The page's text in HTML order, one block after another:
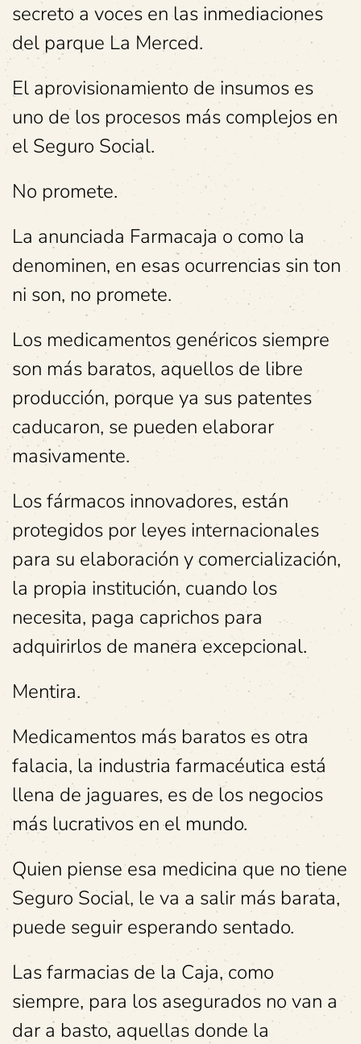
secreto a voces en las inmediaciones
del parque La Merced.
El aprovisionamiento de insumos es
uno de los procesos más complejos en
el Seguro Social.
No promete.
La anunciada Farmacaja o como la
denominen, en esas ocurrencias sin ton
ni son, no promete.
Los medicamentos genéricos siempre
son más baratos, aquellos de libre
producción, porque ya sus patentes
caducaron, se pueden elaborar
masivamente.
Los fármacos innovadores, están
protegidos por leyes internacionales
para su elaboración y comercialización,
la propia institución, cuando los
necesita, paga caprichos para
adquirirlos de manera excepcional.
Mentira.
Medicamentos más baratos es otra
falacia, la industria farmacéutica está
llena de jaguares, es de los negocios
más lucrativos en el mundo.
Quien piense esa medicina que no tiene
Seguro Social, le va a salir más barata,
puede seguir esperando sentado.
Las farmacias de la Caja, como
siempre, para los asegurados no van a
dar a basto, aquellas donde la